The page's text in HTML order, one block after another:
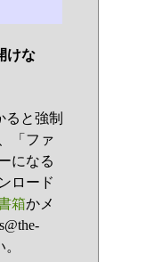
けな
ると強制
「ファ
になる
ロード
箱かメ